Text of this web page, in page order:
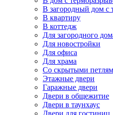
В загородный дом с
В квартиру
В коттедж
Для загородного
Для новостройки
Для офиса
Для храма
Со скрытыми
Этажные двери
Гаражные двери
Двери в общежитие
Двери в таунхаус